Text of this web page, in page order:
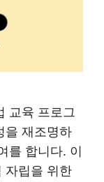
교육 프로그
을 재조명하
를 합니다. 이
자립을 위한